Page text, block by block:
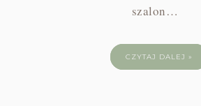
szalon…
CZYTAJ DALEJ »